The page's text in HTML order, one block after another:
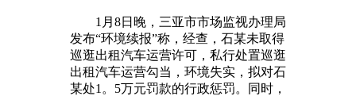
1月8日晚，三亚市市场监视办理局
发布“环境续报”称，经查，石某未取得
巡逛出租汽车运营许可，私行处置巡逛
出租汽车运营勾当，环境失实，拟对石
某处1。5万元罚款的行政惩罚。同时，